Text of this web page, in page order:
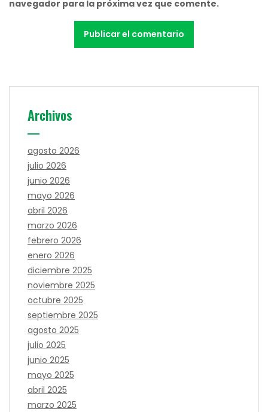
navegador para la próxima vez que comente.
Archivos
agosto 2026
julio 2026
junio 2026
mayo 2026
abril 2026
marzo 2026
febrero 2026
enero 2026
diciembre 2025
noviembre 2025
octubre 2025
septiembre 2025
agosto 2025
julio 2025
junio 2025
mayo 2025
abril 2025
marzo 2025